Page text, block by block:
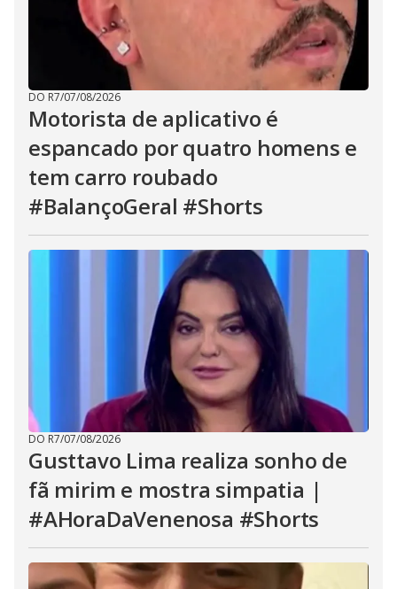
DO R7/07/08/2026
Motorista de aplicativo é
espancado por quatro homens e
tem carro roubado
#BalançoGeral #Shorts
DO R7/07/08/2026
Gusttavo Lima realiza sonho de
fã mirim e mostra simpatia |
#AHoraDaVenenosa #Shorts